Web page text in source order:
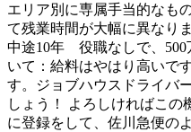
エリア別に専属手当的なも
て残業時間が大幅に異なり
中途10年 役職なしで、500
いて：給料はやはり高いで
す。ジョブハウスドライバ
しょう！ よろしければこの
に登録をして、佐川急便の